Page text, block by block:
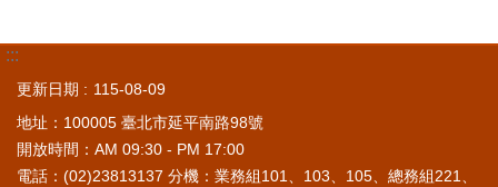
:::
更新日期
115-08-09
地址：100005 臺北市延平南路98號
開放時間：AM 09:30 - PM 17:00
電話：(02)23813137 分機：業務組101、103、105、總務組221、